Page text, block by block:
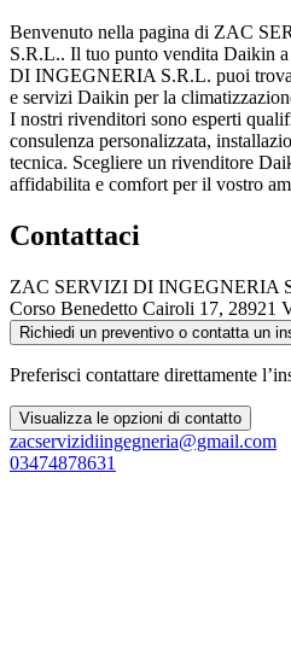
Benvenuto nella pagina di ZAC
S.R.L.. Il tuo punto vendita Daikin
DI INGEGNERIA S.R.L. puoi
e servizi Daikin per la
I nostri rivenditori sono esperti
consulenza personalizzata,
tecnica. Scegliere un rivenditore
affidabilita e comfort per il vostro
Contattaci
ZAC SERVIZI DI INGEGNERIA
Corso Benedetto Cairoli 17, 28921
Richiedi un preventivo o contatta un
Preferisci contattare direttamente
Visualizza le opzioni di contatto
zacservizidiingegneria@gmail.com
03474878631